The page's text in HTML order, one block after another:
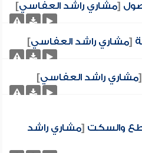
[مشاري راشد العفاسي]
[مشاري راشد العفاسي]
[مشاري راشد العفاسي]
والسكت [مشاري راشد